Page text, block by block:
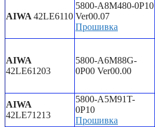
AIWA 42LE6110
5800-A8M480-0P10
Ver00.07
Прошивка
AIWA
42LE61203
5800-A6M88G-
0P00 Ver00.00
AIWA
42LE71213
5800-A5M91T-
0P10
Прошивка